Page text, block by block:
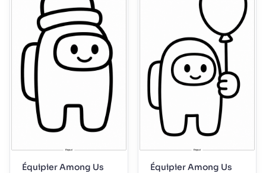
Équipier Among Us
Équipier Among Us